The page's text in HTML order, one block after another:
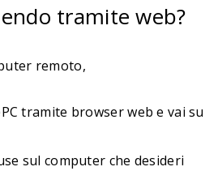
tramite web?
remoto,
tramite browser web e vai su
sul computer che desideri